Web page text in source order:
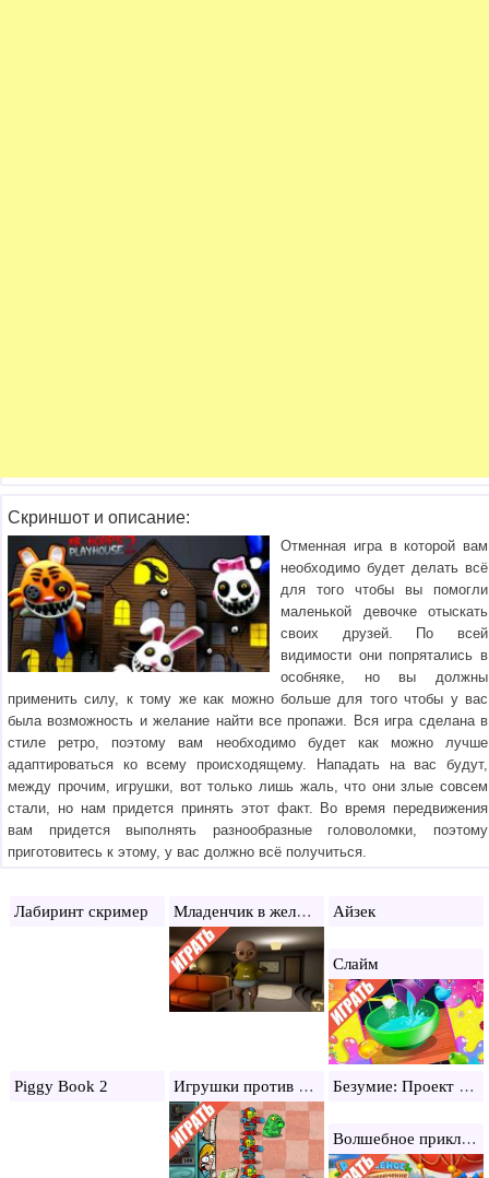
Скриншот и описание:
Отменная игра в которой вам
необходимо будет делать всё
для того чтобы вы помогли
маленькой девочке отыскать
своих друзей. По всей
видимости они попрятались в
особняке, но вы должны
применить силу, к тому же как можно больше для того чтобы у вас
была возможность и желание найти все пропажи. Вся игра сделана в
стиле ретро, поэтому вам необходимо будет как можно лучше
адаптироваться ко всему происходящему. Нападать на вас будут,
между прочим, игрушки, вот только лишь жаль, что они злые совсем
стали, но нам придется принять этот факт. Во время передвижения
вам придется выполнять разнообразные головоломки, поэтому
приготовитесь к этому, у вас должно всё получиться.
Лабиринт скример Младенчик в желтом Айзек
Слайм
Piggy Book 2 Игрушки против Страшилок Безумие: Проект Нексус
Волшебное приключение: Три в ряд